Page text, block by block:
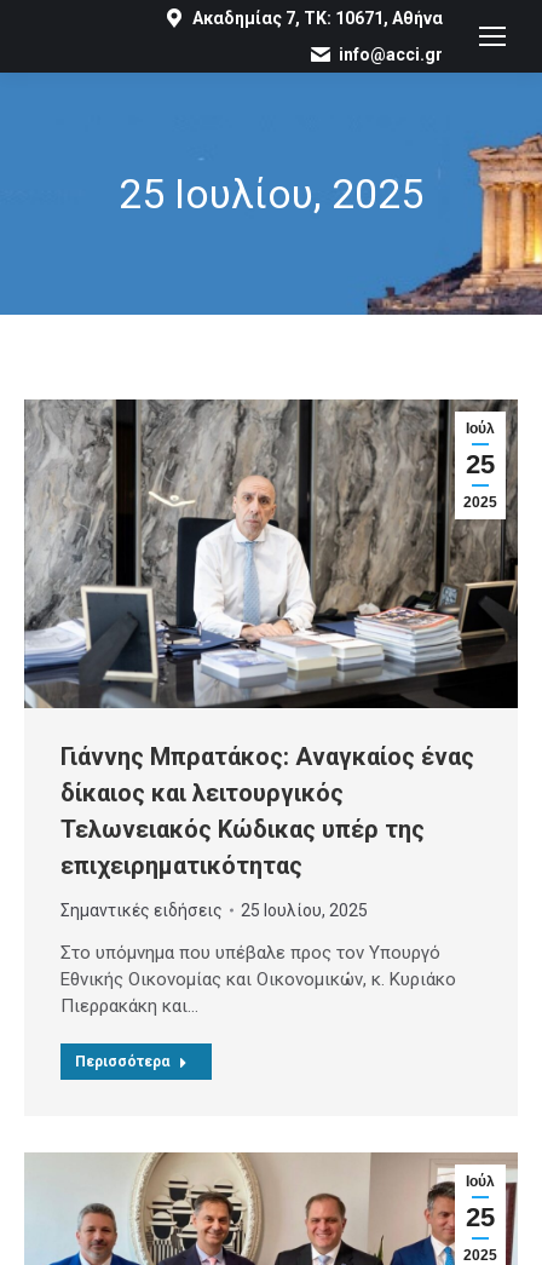
Ακαδημίας 7, ΤΚ: 10671, Αθήνα
info@acci.gr
25 Ιουλίου, 2025
You are here:
Ιούλ
25
2025
Γιάννης Μπρατάκος: Αναγκαίος ένας
δίκαιος και λειτουργικός
Τελωνειακός Κώδικας υπέρ της
επιχειρηματικότητας
Σημαντικές ειδήσεις 25 Ιουλίου, 2025
Στο υπόμνημα που υπέβαλε προς τον Υπουργό
Εθνικής Οικονομίας και Οικονομικών, κ. Κυριάκο
Πιερρακάκη και…
Περισσότερα
Ιούλ
25
2025